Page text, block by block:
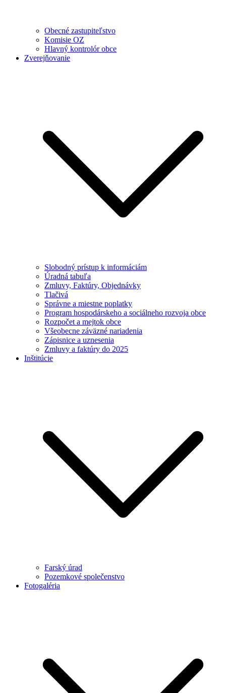
Obecné zastupiteľstvo
Komisie OZ
Hlavný kontrolór obce
Zverejňovanie
Slobodný prístup k informáciám
Úradná tabuľa
Zmluvy, Faktúry, Objednávky
Tlačivá
Správne a miestne poplatky
Program hospodárskeho a sociálneho rozvoja obce
Rozpočet a mejtok obce
Všeobecne záväzné nariadenia
Zápisnice a uznesenia
Zmluvy a faktúry do 2025
Inštitúcie
Farský úrad
Pozemkové společenstvo
Fotogaléria